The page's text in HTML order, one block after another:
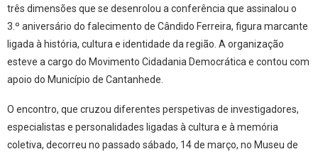
três dimensões que se desenrolou a conferência que assinalou o
3.º aniversário do falecimento de Cândido Ferreira, figura marcante
ligada à história, cultura e identidade da região. A organização
esteve a cargo do Movimento Cidadania Democrática e contou com
apoio do Município de Cantanhede.
O encontro, que cruzou diferentes perspetivas de investigadores,
especialistas e personalidades ligadas à cultura e à memória
coletiva, decorreu no passado sábado, 14 de março, no Museu de